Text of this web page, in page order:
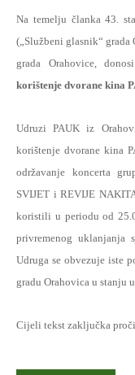
Na temelju članka 43.
(„Službeni glasnik“ grada
grada Orahovice, donosi
korištenje dvorane kina
Udruzi PAUK iz
korištenje dvorane kina
održavanje koncerta
SVIJET i REVIJE
koristili u periodu od
privremenog uklanjanja
Udruga se obvezuje iste
gradu Orahovica u stanju
Cijeli tekst zaključka